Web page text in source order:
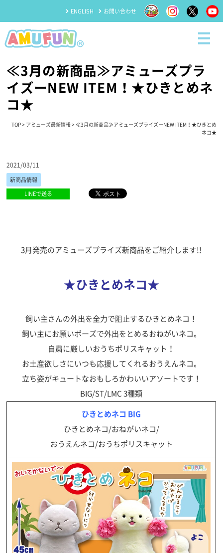
ENGLISH お問い合わせ
≪3月の新商品≫アミューズプラ
イズーNEW ITEM！★ひきとめネ
コ★
TOP> アミューズ最新情報> ≪3月の新商品≫アミューズプライズーNEW ITEM！★ひきとめ
ネコ★
2021/03/11
新商品情報
LINEで送る
3月発売のアミューズプライズ新商品をご紹介します!!
★ひきとめネコ★
飼い主さんの外出を全力で阻止するひきとめネコ！
飼い主にお願いポーズで外出をとめるおねがいネコ。
自粛に厳しいおうちポリスキャット！
お土産欲しさにいつも応援してくれるおうえんネコ。
立ち姿がキュートなおもしろかわいいアソートです！
BIG/ST/LMC 3種類
ひきとめネコ BIG
ひきとめネコ/おねがいネコ/
おうえんネコ/おうちポリスキャット